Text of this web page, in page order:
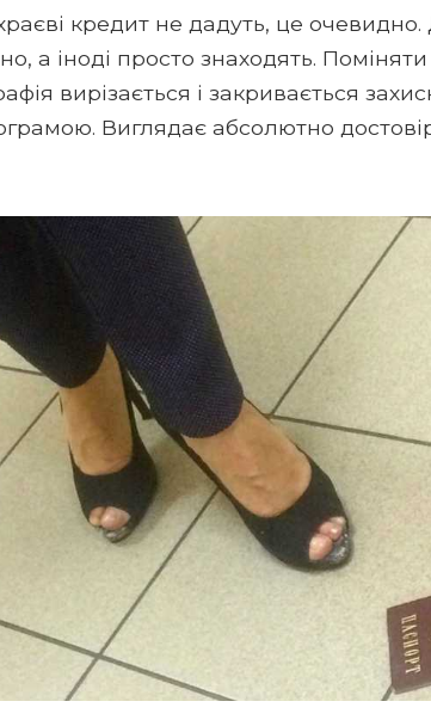
кредит не дадуть, це очевидно.
а іноді просто знаходять.
вирізається і закривається
Виглядає абсолютно